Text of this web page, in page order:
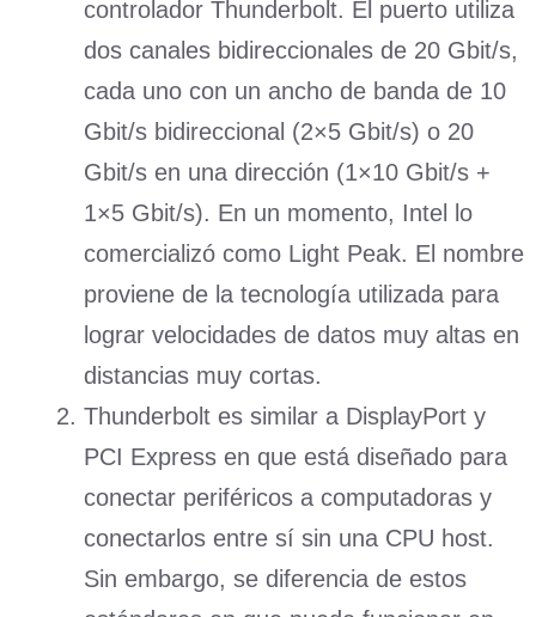
controlador Thunderbolt. El puerto utiliza
dos canales bidireccionales de 20 Gbit/s,
cada uno con un ancho de banda de 10
Gbit/s bidireccional (2×5 Gbit/s) o 20
Gbit/s en una dirección (1×10 Gbit/s +
1×5 Gbit/s). En un momento, Intel lo
comercializó como Light Peak. El nombre
proviene de la tecnología utilizada para
lograr velocidades de datos muy altas en
distancias muy cortas.
Thunderbolt es similar a DisplayPort y
PCI Express en que está diseñado para
conectar periféricos a computadoras y
conectarlos entre sí sin una CPU host.
Sin embargo, se diferencia de estos